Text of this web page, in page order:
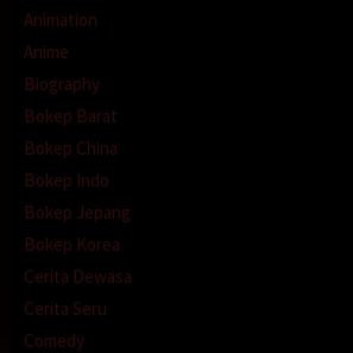
Animation
Anime
Biography
Bokep Barat
Bokep China
Bokep Indo
Bokep Jepang
Bokep Korea
Cerita Dewasa
Cerita Seru
Comedy